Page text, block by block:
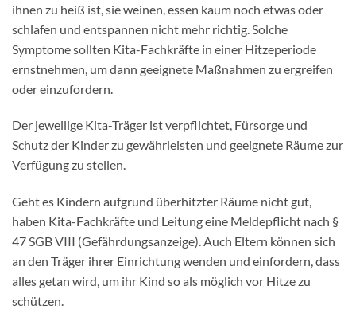
ihnen zu heiß ist, sie weinen, essen kaum noch etwas oder
schlafen und entspannen nicht mehr richtig. Solche
Symptome sollten Kita-Fachkräfte in einer Hitzeperiode
ernstnehmen, um dann geeignete Maßnahmen zu ergreifen
oder einzufordern.
Der jeweilige Kita-Träger ist verpflichtet, Fürsorge und
Schutz der Kinder zu gewährleisten und geeignete Räume zur
Verfügung zu stellen.
Geht es Kindern aufgrund überhitzter Räume nicht gut,
haben Kita-Fachkräfte und Leitung eine Meldepflicht nach §
47 SGB VIII (Gefährdungsanzeige). Auch Eltern können sich
an den Träger ihrer Einrichtung wenden und einfordern, dass
alles getan wird, um ihr Kind so als möglich vor Hitze zu
schützen.